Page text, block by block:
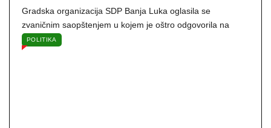
Gradska organizacija SDP Banja Luka oglasila se
zvaničnim saopštenjem u kojem je oštro odgovorila na
POLITIKA